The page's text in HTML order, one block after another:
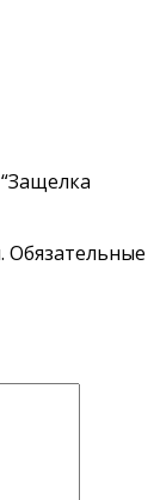
Обязательные